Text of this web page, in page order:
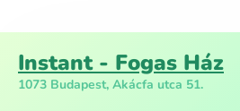
Instant - Fogas Ház
1073 Budapest, Akácfa utca 51.